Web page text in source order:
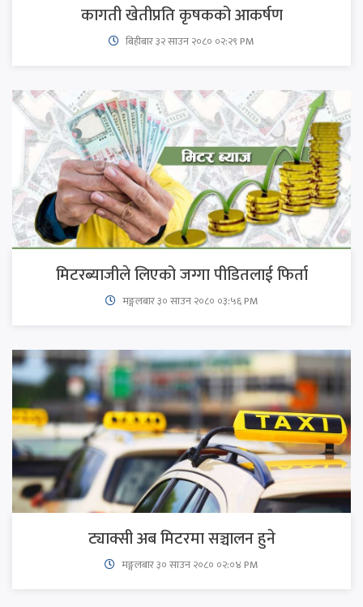
कागती खेतीप्रति कृषकको आकर्षण
बिहीबार ३२ साउन २०८० ०२:२९ PM
मिटरब्याजीले लिएको जग्गा पीडितलाई फिर्ता
मङ्गलबार ३० साउन २०८० ०३:५६ PM
ट्याक्सी अब मिटरमा सञ्चालन हुने
मङ्गलबार ३० साउन २०८० ०२:०४ PM